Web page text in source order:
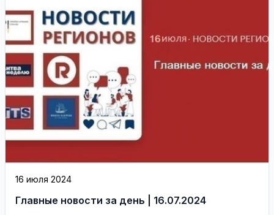
16 июля 2024
Главные новости за день | 16.07.2024